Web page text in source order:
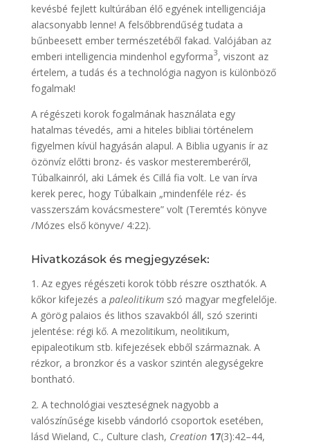
kevésbé fejlett kultúrában élő egyének intelligenciája
alacsonyabb lenne! A felsőbbrendűség tudata a
bűnbeesett ember természetéből fakad. Valójában az
emberi intelligencia mindenhol egyforma3, viszont az
értelem, a tudás és a technológia nagyon is különböző
fogalmak!
A régészeti korok fogalmának használata egy
hatalmas tévedés, ami a hiteles bibliai történelem
figyelmen kívül hagyásán alapul. A Biblia ugyanis ír az
özönvíz előtti bronz- és vaskor mesteremberéről,
Túbalkainról, aki Lámek és Cillá fia volt. Le van írva
kerek perec, hogy Túbalkain „mindenféle réz- és
vasszerszám kovácsmestere” volt (Teremtés könyve
/Mózes első könyve/ 4:22).
Hivatkozások és megjegyzések:
1. Az egyes régészeti korok több részre oszthatók. A
kőkor kifejezés a paleolitikumszó magyar megfelelője.
A görög palaios és lithos szavakból áll, szó szerinti
jelentése: régi kő. A mezolitikum, neolitikum,
epipaleotikum stb. kifejezések ebből származnak. A
rézkor, a bronzkor és a vaskor szintén alegységekre
bontható.
2. A technológiai veszteségnek nagyobb a
valószínűsége kisebb vándorló csoportok esetében,
lásd Wieland, C., Culture clash, Creation 17(3):42–44,